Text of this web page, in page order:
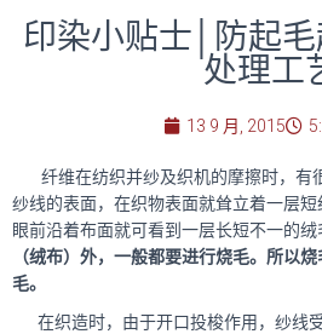
印染小贴士│防起
处理工
13 9 月, 2015
纤维在纺织并纱及织机的摩擦时，有
纱线的表面，在织物表面就耸立着一层
眼前沿着布面就可看到一层长短不一的绒
（绒布）外，一般都要进行烧毛。所以
毛。
在织造时，由于开口投梭作用，纱线